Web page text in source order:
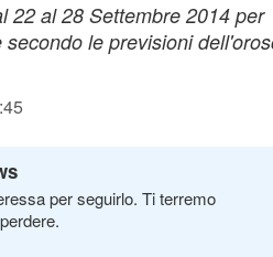
22 al 28 Settembre 2014 per
le previsioni
per seguirlo. Ti terremo